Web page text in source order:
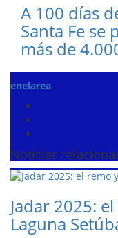
A 100 días
Santa Fe se
más de
enelarea
Noticias
Jadar 2025:
Laguna